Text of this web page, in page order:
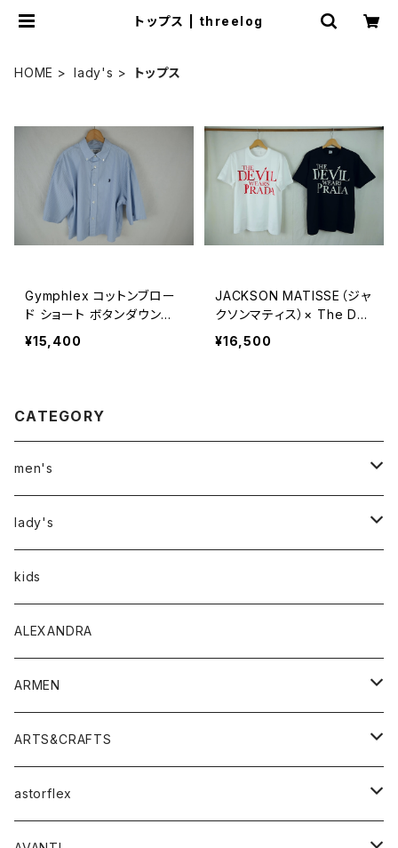
トップス | threelog
HOME lady's トップス
Gymphlex コットンブロー
ド ショート ボタンダウン半
袖シャツ SAX×BLUE STRI
PE WOMEN
¥15,400
JACKSON MATISSE（ジャ
クソンマティス）× The De
vil Wears Prada（プラダを
¥16,500
CATEGORY
men's
アウター
トップス
Tシャツ
シャツ
ボトムス
lady's
アウター
トップス
Tシャツ・カットソー
シャツ・ブラウス
ボトムス
パンツ
スカート
ワンピース・オールインワン
バッグ
kids
ALEXANDRA
ARMEN
アウター
コート
ジャケット
トップス
ベスト
ARTS&CRAFTS
アクセサリー
ウォレット
astorflex